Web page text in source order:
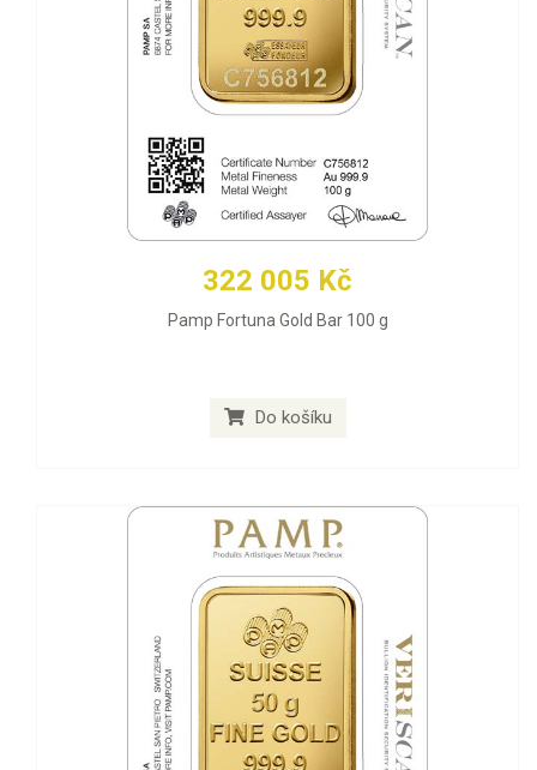
322 005 Kč
Pamp Fortuna Gold Bar 100 g
Do košíku